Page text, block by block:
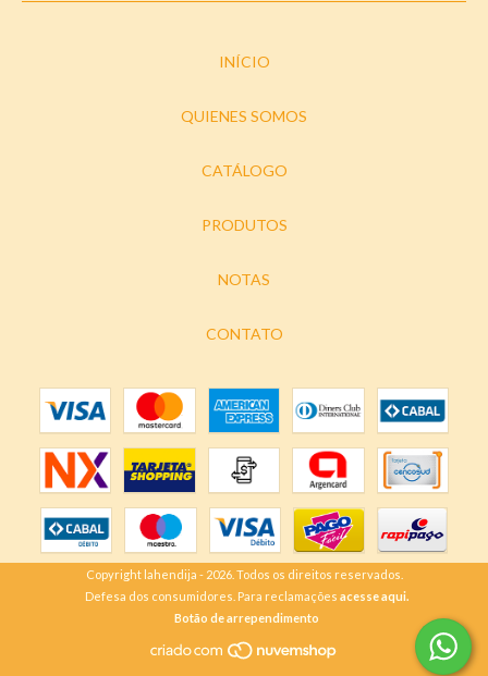
INÍCIO
QUIENES SOMOS
CATÁLOGO
PRODUTOS
NOTAS
CONTATO
Copyright lahendija - 2026. Todos os direitos reservados.
Defesa dos consumidores. Para reclamações acesse aqui.
Botão de arrependimento